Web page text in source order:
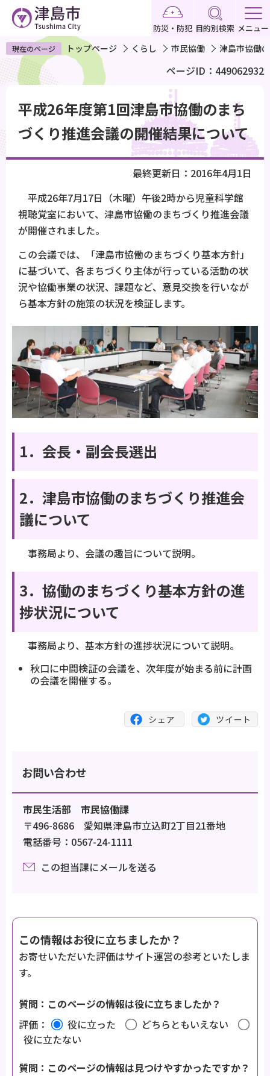
ペ
ー
ジ
で
す
防災・防犯 目的別検索 メニュー
現在のページ トップページ くらし 市民協働 津島市協働
ページID：449062932
か
平成26年度第1回津島市協働のまち
づくり推進会議の開催結果について
最終更新日：2016年4月1日
平成26年7月17日（木曜）午後2時から児童科学館
視聴覚室において、津島市協働のまちづくり推進会議
が開催されました。
この会議では、「津島市協働のまちづくり基本方針」
に基づいて、各まちづくり主体が行っている活動の状
況や協働事業の状況、課題など、意見交換を行いなが
ら基本方針の施策の状況を検証します。
1．会長・副会長選出
2．津島市協働のまちづくり推進会
議について
事務局より、会議の趣旨について説明。
3．協働のまちづくり基本方針の進
捗状況について
事務局より、基本方針の進捗状況について説明。
秋口に中間検証の会議を、次年度が始まる前に計画
の会議を開催する。
お問い合わせ
市民生活部 市民協働課
〒496-8686 愛知県津島市立込町2丁目21番地
電話番号：0567-24-1111
この担当課にメールを送る
この情報はお役に立ちましたか？
お寄せいただいた評価はサイト運営の参考といたしま
す。
質問：このページの情報は役に立ちましたか？
評価：
役に立った
どちらともいえない
役に立たない
質問：このページの情報は見つけやすかったですか？